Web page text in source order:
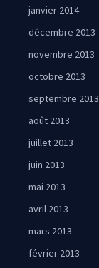
janvier 2014
décembre 2013
novembre 2013
octobre 2013
septembre 2013
août 2013
juillet 2013
juin 2013
mai 2013
avril 2013
mars 2013
février 2013